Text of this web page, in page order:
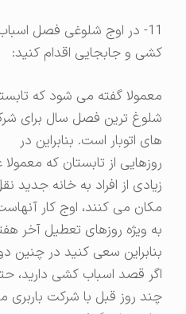
11- در اوج شلوغی فصل اسباب
کشی و جابجایی اقدام کنید:
معمولا گفته می شود که تابستان
شلوغ ترین فصل سال برای شرکت
های اتوبار است. بنابراین در
روزهایی از تابستان که معمولا عده
زیادی از افراد به خانه جدید نقل
مکان می کنند، اوج کار آنهاست.
به ویژه روزهای تعطیل آخر هفته.
بنابراین سعی کنید در چنین دورانی
اگر قصد اسباب کشی دارید، حتما از
چند روز قبل با شرکت باربری مورد